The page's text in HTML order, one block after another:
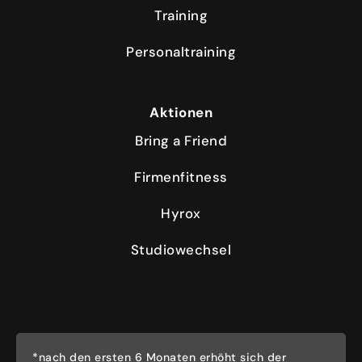
Training
Personaltraining
Aktionen
Bring a Friend
Firmenfitness
Hyrox
Studiowechsel
*nach den ersten 6 Monaten erhöht sich der